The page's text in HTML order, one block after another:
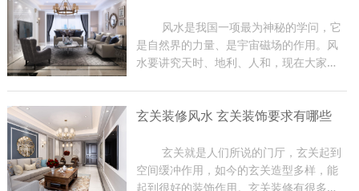
	风水是我国一项最为神秘的学问，它
是自然界的力量、是宇宙磁场的作用。风
水要讲究天时、地利、人和，现在大家在
装修时有很多禁忌。那么下面东游装饰的
玄关装修风水 玄关装饰要求有哪些
	玄关就是人们所说的门厅，玄关起到
空间缓冲作用，如今的玄关造型多样，能
起到很好的装饰作用。玄关装修有很多风